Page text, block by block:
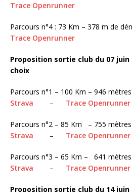
Trace Openrunner
Parcours n°4 : 73 Km – 378 m de
Trace Openrunner
Proposition sortie club du 07 juin
choix
Parcours n°1 – 100 Km – 946
Strava
– Trace Openrunner
Parcours n°2 – 85 Km – 755
Strava – Trace Openrunner
Parcours n°3 – 65 Km – 641
Strava – Trace Openrunner
Proposition sortie club du 14 juin